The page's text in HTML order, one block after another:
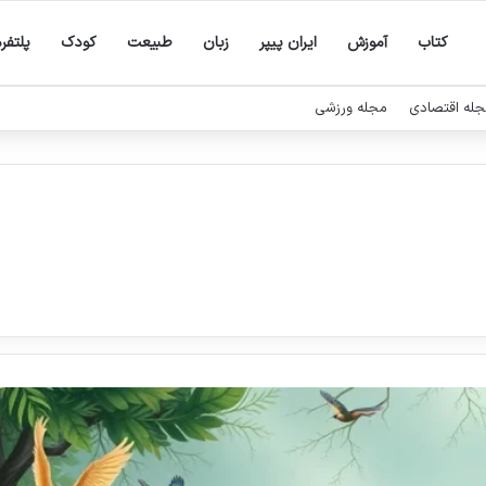
کتاب آموزش ایران پیپر زبان طبیعت کودک
اقتصادی مجله ورزشی